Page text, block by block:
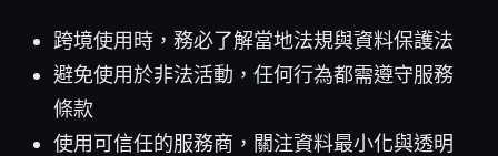
跨境使用時，務必了解當地法規與資料保護法
避免使用於非法活動，任何行為都需遵守服務
條款
使用可信任的服務商，關注資料最小化與透明